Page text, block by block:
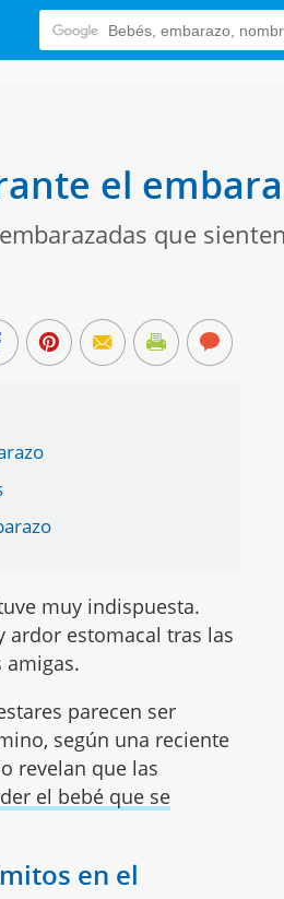
el
que
muy indispuesta.
ardor estomacal tras las
amigas.
parecen ser
según una reciente
revelan que las
el bebé que se
en el